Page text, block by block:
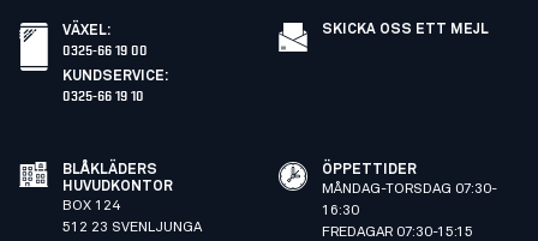
VÄXEL:
0325-66 19 00
KUNDSERVICE:
0325-66 19 10
SKICKA OSS ETT MEJL
BLÅKLÄDERS
HUVUDKONTOR
BOX 124
512 23 SVENLJUNGA
ÖPPETTIDER
MÅNDAG-TORSDAG 07:30-
16:30
FREDAGAR 07:30-15:15